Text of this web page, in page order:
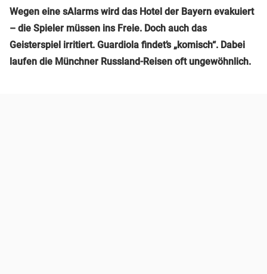
Wegen eine sAlarms wird das Hotel der Bayern evakuiert
– die Spieler müssen ins Freie. Doch auch das
Geisterspiel irritiert. Guardiola findet’s „komisch“. Dabei
laufen die Münchner Russland-Reisen oft ungewöhnlich.